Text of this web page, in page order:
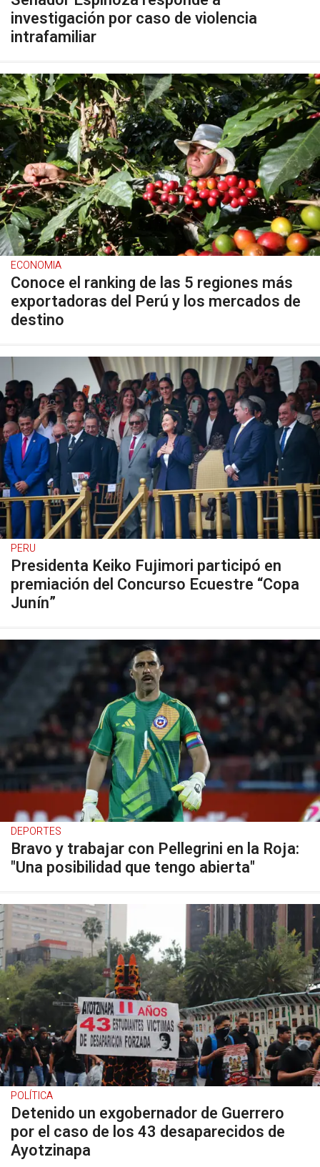
investigación por caso de violencia
intrafamiliar
ECONOMIA
Conoce el ranking de las 5 regiones más
exportadoras del Perú y los mercados de
destino
PERU
Presidenta Keiko Fujimori participó en
premiación del Concurso Ecuestre “Copa
Junín”
DEPORTES
Bravo y trabajar con Pellegrini en la Roja:
"Una posibilidad que tengo abierta"
POLÍTICA
Detenido un exgobernador de Guerrero
por el caso de los 43 desaparecidos de
Ayotzinapa